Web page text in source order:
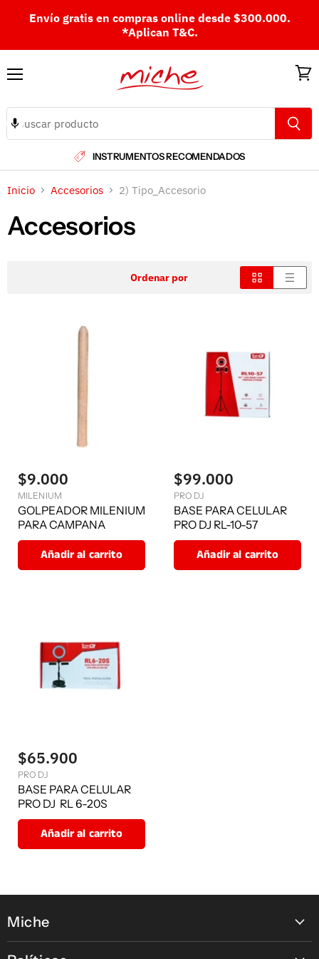
Envío gratis en compras online desde $300.000.
*Aplican T&C.
INSTRUMENTOS RECOMENDADOS
Inicio Accesorios 2) Tipo_Accesorio
Accesorios
Ordenar por
$9.000
MILENIUM
GOLPEADOR MILENIUM
PARA CAMPANA
Añadir al carrito
$99.000
PRO DJ
BASE PARA CELULAR
PRO DJ RL-10-57
Añadir al carrito
$65.900
PRO DJ
BASE PARA CELULAR
PRO DJ RL 6-20S
Añadir al carrito
Miche